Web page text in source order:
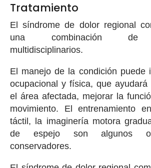
Tratamiento
El síndrome de dolor regional
una combinación de
multidisciplinarios.
El manejo de la condición puede
ocupacional y física, que ayudará
el área afectada, mejorar la
movimiento. El entrenamiento
táctil, la imaginería motora
de espejo son algunos
conservadores.